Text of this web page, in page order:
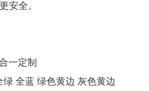
安全。
一定制
全蓝 绿色黄边 灰色黄边